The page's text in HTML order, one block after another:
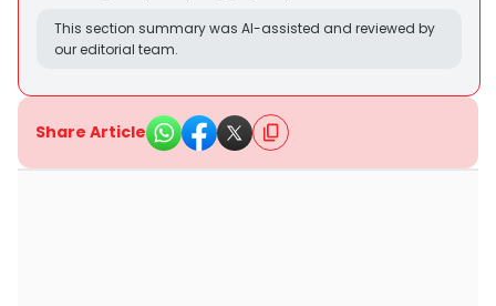
This section summary was AI-assisted and reviewed by
our editorial team.
Share Article